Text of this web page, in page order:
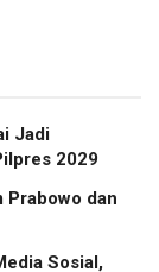
Jadi
2029
Prabowo dan
Sosial,